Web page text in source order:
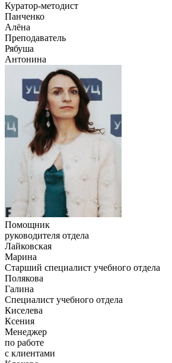
Куратор-методист
Панченко
Алёна
Преподаватель
Рябуша
Антонина
Помощник
руководителя отдела
Лайковская
Марина
Старший специалист учебного отдела
Полякова
Галина
Специалист учебного отдела
Киселева
Ксения
Менеджер
по работе
с клиентами